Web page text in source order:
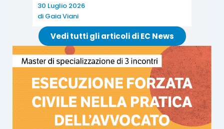
30 Luglio 2026
di Gaia Viani
Vedi tutti gli articoli di EC News